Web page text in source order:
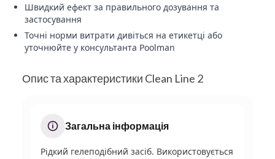
Швидкий ефект за правильного дозування та
застосування
Точні норми витрати дивіться на етикетці або
уточнюйте у консультанта Poolman
Опис та характеристики Clean Line 2
Загальна інформація
Рідкий гелеподібний засіб. Використовується